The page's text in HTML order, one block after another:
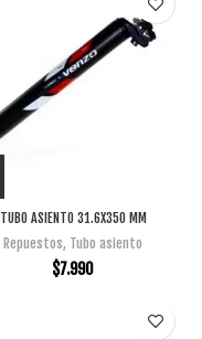
TUBO ASIENTO 31.6X350 MM
Repuestos, Tubo asiento
$7.990